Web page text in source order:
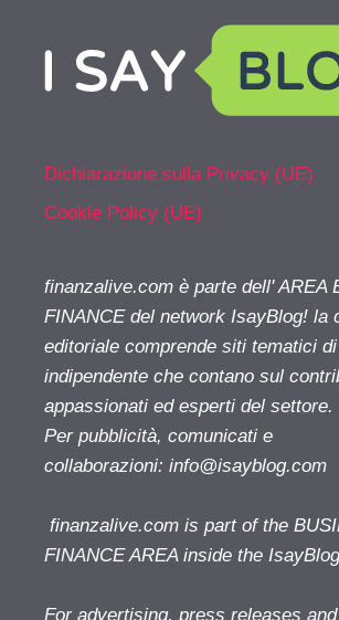
Dichiarazione sulla Privacy (UE)
Cookie Policy (UE)
finanzalive.com è parte dell' AREA
FINANCE del network IsayBlog! la
editoriale comprende siti tematici
indipendente che contano sul
appassionati ed esperti del settore.
Per pubblicità, comunicati e
collaborazioni: info@isayblog.com
finanzalive.com is part of the
FINANCE AREA inside the
For advertising, press releases